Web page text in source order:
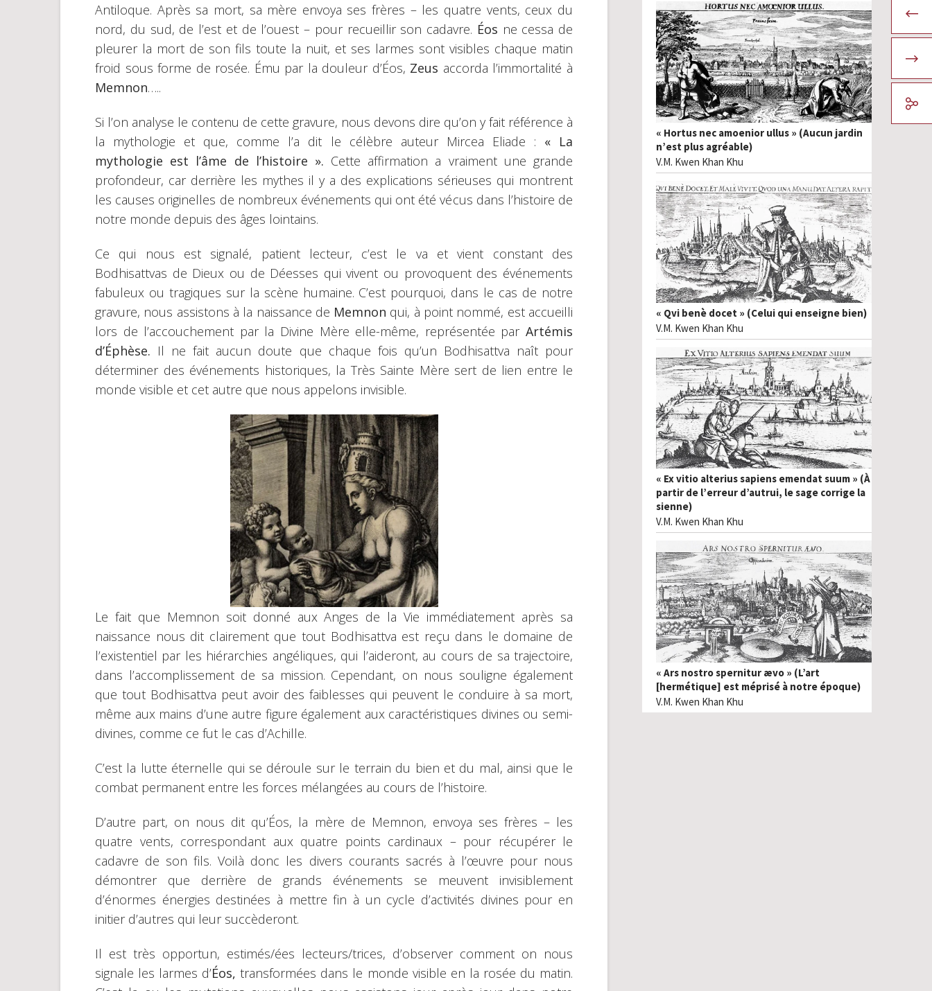
Antiloque. Après sa mort, sa mère envoya ses frères – les quatre vents, ceux du
nord, du sud, de l’est et de l’ouest – pour recueillir son cadavre. Éos ne cessa de
pleurer la mort de son fils toute la nuit, et ses larmes sont visibles chaque matin
froid sous forme de rosée. Ému par la douleur d’Éos, Zeus accorda l’immortalité à
Memnon…..
Si l’on analyse le contenu de cette gravure, nous devons dire qu’on y fait référence à
la mythologie et que, comme l’a dit le célèbre auteur Mircea Eliade : « La
mythologie est l’âme de l’histoire ». Cette affirmation a vraiment une grande
profondeur, car derrière les mythes il y a des explications sérieuses qui montrent
les causes originelles de nombreux événements qui ont été vécus dans l’histoire de
notre monde depuis des âges lointains.
Ce qui nous est signalé, patient lecteur, c’est le va et vient constant des
Bodhisattvas de Dieux ou de Déesses qui vivent ou provoquent des événements
fabuleux ou tragiques sur la scène humaine. C’est pourquoi, dans le cas de notre
gravure, nous assistons à la naissance de Memnon qui, à point nommé, est accueilli
lors de l’accouchement par la Divine Mère elle-même, représentée par Artémis
d’Éphèse. Il ne fait aucun doute que chaque fois qu’un Bodhisattva naît pour
déterminer des événements historiques, la Très Sainte Mère sert de lien entre le
monde visible et cet autre que nous appelons invisible.
Le fait que Memnon soit donné aux Anges de la Vie immédiatement après sa
naissance nous dit clairement que tout Bodhisattva est reçu dans le domaine de
l’existentiel par les hiérarchies angéliques, qui l’aideront, au cours de sa trajectoire,
dans l’accomplissement de sa mission. Cependant, on nous souligne également
que tout Bodhisattva peut avoir des faiblesses qui peuvent le conduire à sa mort,
même aux mains d’une autre figure également aux caractéristiques divines ou semi-
divines, comme ce fut le cas d’Achille.
C’est la lutte éternelle qui se déroule sur le terrain du bien et du mal, ainsi que le
combat permanent entre les forces mélangées au cours de l’histoire.
D’autre part, on nous dit qu’Éos, la mère de Memnon, envoya ses frères – les
quatre vents, correspondant aux quatre points cardinaux – pour récupérer le
cadavre de son fils. Voilà donc les divers courants sacrés à l’œuvre pour nous
démontrer que derrière de grands événements se meuvent invisiblement
d’énormes énergies destinées à mettre fin à un cycle d’activités divines pour en
initier d’autres qui leur succèderont.
Il est très opportun, estimés/ées lecteurs/trices, d’observer comment on nous
signale les larmes d’Éos, transformées dans le monde visible en la rosée du matin.
« Hortus nec amoenior ullus » (Aucun jardin
n’est plus agréable)
V.M. Kwen Khan Khu
« Qvi benè docet » (Celui qui enseigne bien)
V.M. Kwen Khan Khu
« Ex vitio alterius sapiens emendat suum » (À
partir de l’erreur d’autrui, le sage corrige la
sienne)
V.M. Kwen Khan Khu
« Ars nostro spernitur ævo » (L’art
[hermétique] est méprisé à notre époque)
V.M. Kwen Khan Khu